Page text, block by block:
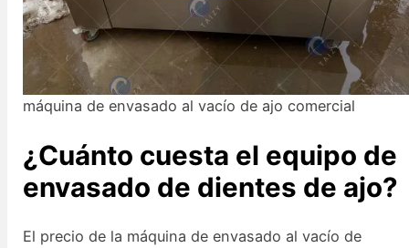
máquina de envasado al vacío de ajo comercial
¿Cuánto cuesta el equipo de
envasado de dientes de ajo?
El precio de la máquina de envasado al vacío de